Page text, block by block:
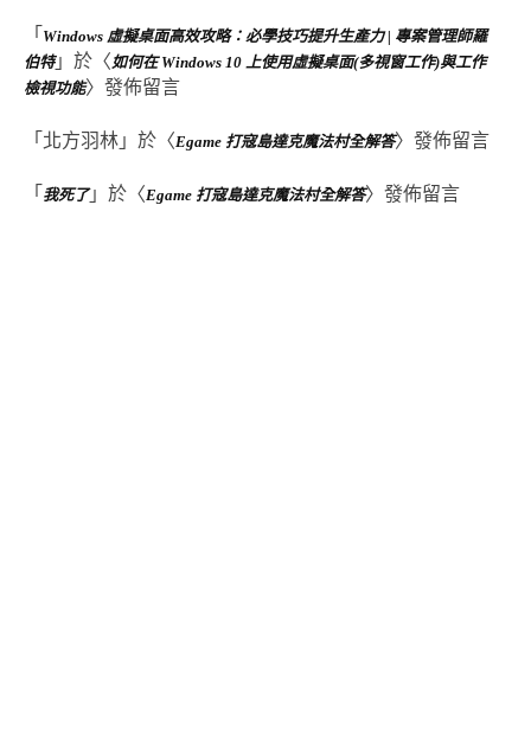
「 Windows 虛擬桌面高效攻略：必學技巧提升生產力 | 專案管理師羅
伯特」於〈如何在 Windows 10 上使用虛擬桌面(多視窗工作)與工作
檢視功能〉發佈留言
「 北方羽林 」於〈Egame 打寇島達克魔法村全解答〉發佈留言
「 我死了」於〈Egame 打寇島達克魔法村全解答〉發佈留言